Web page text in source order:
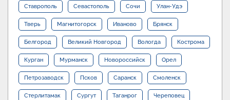
Ставрополь Севастополь Сочи Улан-Удэ
Тверь Магнитогорск Иваново Брянск
Белгород Великий Новгород Вологда Кострома
Курган Мурманск Новороссийск Орел
Петрозаводск Псков Саранск Смоленск
Стерлитамак Сургут Таганрог Череповец